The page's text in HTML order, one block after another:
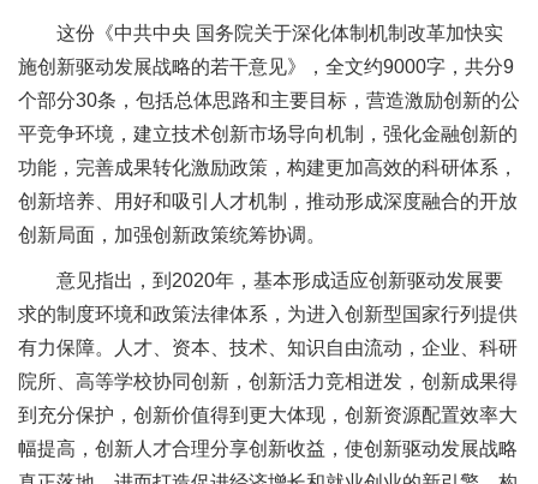
这份《中共中央 国务院关于深化体制机制改革加快实
施创新驱动发展战略的若干意见》，全文约9000字，共分9
个部分30条，包括总体思路和主要目标，营造激励创新的公
平竞争环境，建立技术创新市场导向机制，强化金融创新的
功能，完善成果转化激励政策，构建更加高效的科研体系，
创新培养、用好和吸引人才机制，推动形成深度融合的开放
创新局面，加强创新政策统筹协调。
意见指出，到2020年，基本形成适应创新驱动发展要
求的制度环境和政策法律体系，为进入创新型国家行列提供
有力保障。人才、资本、技术、知识自由流动，企业、科研
院所、高等学校协同创新，创新活力竞相迸发，创新成果得
到充分保护，创新价值得到更大体现，创新资源配置效率大
幅提高，创新人才合理分享创新收益，使创新驱动发展战略